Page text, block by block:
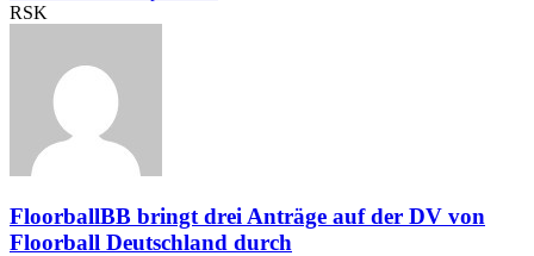
RSK
FloorballBB bringt drei Anträge auf der DV von
Floorball Deutschland durch